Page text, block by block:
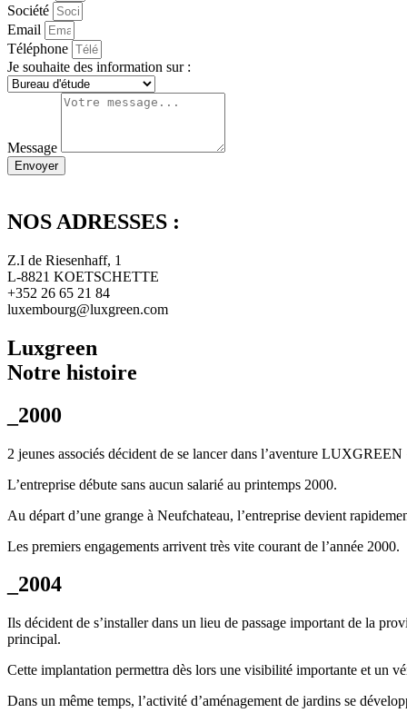
Société
Email
Téléphone
Je souhaite des information sur :
Message
Envoyer
NOS ADRESSES :
Z.I de Riesenhaff, 1
L-8821 KOETSCHETTE
+352 26 65 21 84
luxembourg@luxgreen.com
Luxgreen
Notre histoire
_2000
2 jeunes associés décident de se lancer dans l’aventure
L’entreprise débute sans aucun salarié au printemps 2000.
Au départ d’une grange à Neufchateau, l’entreprise devient
Les premiers engagements arrivent très vite courant de l’année 2000.
_2004
Ils décident de s’installer dans un lieu de passage important de la
principal.
Cette implantation permettra dès lors une visibilité importante et un
Dans un même temps, l’activité d’aménagement de jardins se